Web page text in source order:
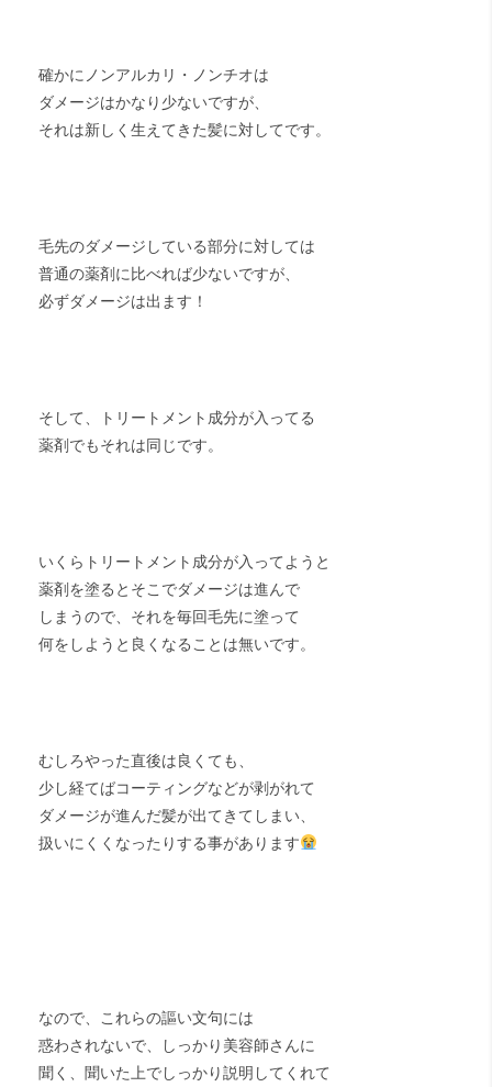
確かにノンアルカリ・ノンチオは
ダメージはかなり少ないですが、
それは新しく生えてきた髪に対してです。
毛先のダメージしている部分に対しては
普通の薬剤に比べれば少ないですが、
必ずダメージは出ます！
そして、トリートメント成分が入ってる
薬剤でもそれは同じです。
いくらトリートメント成分が入ってようと
薬剤を塗るとそこでダメージは進んで
しまうので、それを毎回毛先に塗って
何をしようと良くなることは無いです。
むしろやった直後は良くても、
少し経てばコーティングなどが剥がれて
ダメージが進んだ髪が出てきてしまい、
扱いにくくなったりする事があります
なので、これらの謳い文句には
惑わされないで、しっかり美容師さんに
聞く、聞いた上でしっかり説明してくれて